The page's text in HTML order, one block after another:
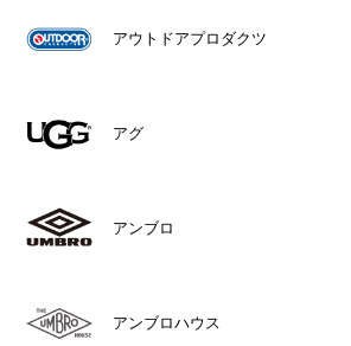
アウトドアプロダクツ
アグ
アンブロ
アンブロハウス